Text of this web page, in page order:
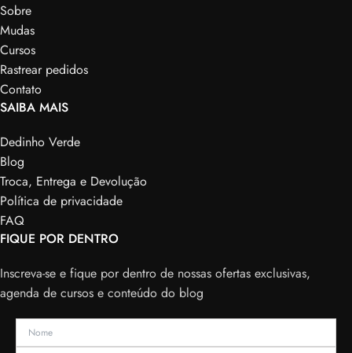
Sobre
Mudas
Cursos
Rastrear pedidos
Contato
SAIBA MAIS
Dedinho Verde
Blog
Troca, Entrega e Devolução
Política de privacidade
FAQ
FIQUE POR DENTRO
Inscreva-se e fique por dentro de nossas ofertas exclusivas,
agenda de cursos e conteúdo do blog